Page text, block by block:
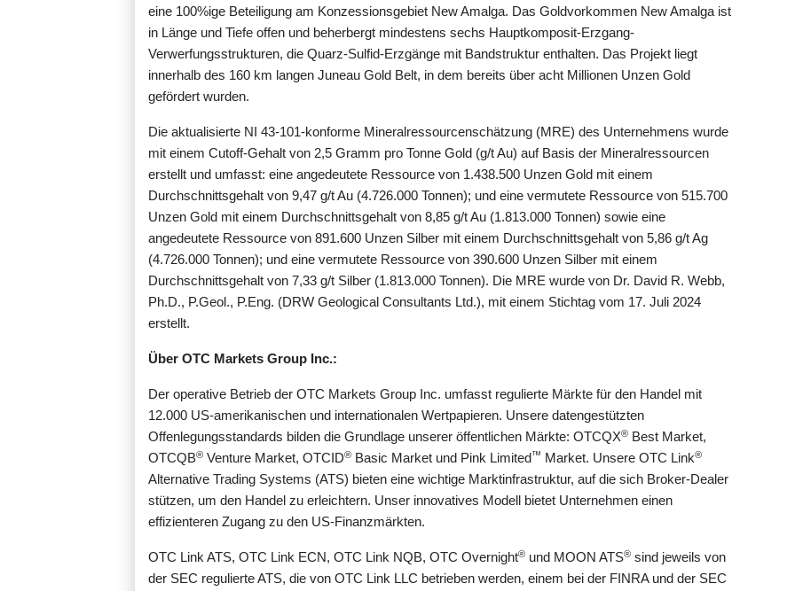
eine 100%ige Beteiligung am Konzessionsgebiet New Amalga. Das Goldvorkommen New Amalga ist
in Länge und Tiefe offen und beherbergt mindestens sechs Hauptkomposit-Erzgang-
Verwerfungsstrukturen, die Quarz-Sulfid-Erzgänge mit Bandstruktur enthalten. Das Projekt liegt
innerhalb des 160 km langen Juneau Gold Belt, in dem bereits über acht Millionen Unzen Gold
gefördert wurden.
Die aktualisierte NI 43-101-konforme Mineralressourcenschätzung (MRE) des Unternehmens wurde
mit einem Cutoff-Gehalt von 2,5 Gramm pro Tonne Gold (g/t Au) auf Basis der Mineralressourcen
erstellt und umfasst: eine angedeutete Ressource von 1.438.500 Unzen Gold mit einem
Durchschnittsgehalt von 9,47 g/t Au (4.726.000 Tonnen); und eine vermutete Ressource von 515.700
Unzen Gold mit einem Durchschnittsgehalt von 8,85 g/t Au (1.813.000 Tonnen) sowie eine
angedeutete Ressource von 891.600 Unzen Silber mit einem Durchschnittsgehalt von 5,86 g/t Ag
(4.726.000 Tonnen); und eine vermutete Ressource von 390.600 Unzen Silber mit einem
Durchschnittsgehalt von 7,33 g/t Silber (1.813.000 Tonnen). Die MRE wurde von Dr. David R. Webb,
Ph.D., P.Geol., P.Eng. (DRW Geological Consultants Ltd.), mit einem Stichtag vom 17. Juli 2024
erstellt.
Über OTC Markets Group Inc.:
Der operative Betrieb der OTC Markets Group Inc. umfasst regulierte Märkte für den Handel mit
12.000 US-amerikanischen und internationalen Wertpapieren. Unsere datengestützten
Offenlegungsstandards bilden die Grundlage unserer öffentlichen Märkte: OTCQX® Best Market,
OTCQB® Venture Market, OTCID® Basic Market und Pink Limited™ Market. Unsere OTC Link®
Alternative Trading Systems (ATS) bieten eine wichtige Marktinfrastruktur, auf die sich Broker-Dealer
stützen, um den Handel zu erleichtern. Unser innovatives Modell bietet Unternehmen einen
effizienteren Zugang zu den US-Finanzmärkten.
OTC Link ATS, OTC Link ECN, OTC Link NQB, OTC Overnight® und MOON ATS® sind jeweils von
der SEC regulierte ATS, die von OTC Link LLC betrieben werden, einem bei der FINRA und der SEC